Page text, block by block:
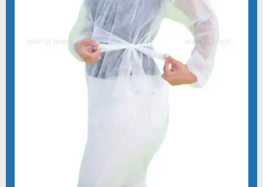
COMPRAR TOUCA DESCARTÁVEL TNT
COTAÇÃO KIT CIRÚRGICO DESCARTÁVEL
DESCARTÁVEIS PARA CLÍNICAS E HOSPITAIS
DESCARTÁVEIS PARA HOSPITAIS
DESCARTÁVEIS ODONTOLÓGICOS
DESCARTÁVEIS PARA SAUDE